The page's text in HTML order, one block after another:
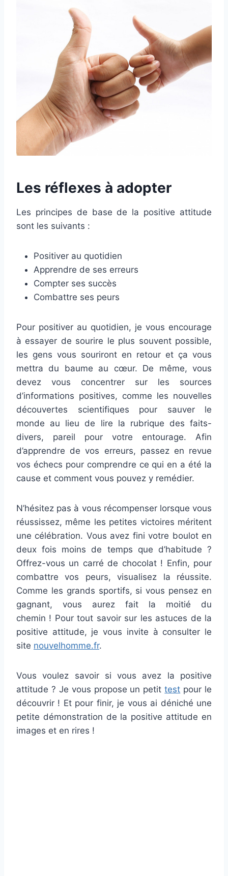
Les réflexes à adopter
Les principes de base de la positive attitude
sont les suivants :
Positiver au quotidien
Apprendre de ses erreurs
Compter ses succès
Combattre ses peurs
Pour positiver au quotidien, je vous encourage
à essayer de sourire le plus souvent possible,
les gens vous souriront en retour et ça vous
mettra du baume au cœur. De même, vous
devez vous concentrer sur les sources
d’informations positives, comme les nouvelles
découvertes scientifiques pour sauver le
monde au lieu de lire la rubrique des faits-
divers, pareil pour votre entourage. Afin
d’apprendre de vos erreurs, passez en revue
vos échecs pour comprendre ce qui en a été la
cause et comment vous pouvez y remédier.
N’hésitez pas à vous récompenser lorsque vous
réussissez, même les petites victoires méritent
une célébration. Vous avez fini votre boulot en
deux fois moins de temps que d’habitude ?
Offrez-vous un carré de chocolat ! Enfin, pour
combattre vos peurs, visualisez la réussite.
Comme les grands sportifs, si vous pensez en
gagnant, vous aurez fait la moitié du
chemin ! Pour tout savoir sur les astuces de la
positive attitude, je vous invite à consulter le
site nouvelhomme.fr.
Vous voulez savoir si vous avez la positive
attitude ? Je vous propose un petittest pour le
découvrir ! Et pour finir, je vous ai déniché une
petite démonstration de la positive attitude en
images et en rires !